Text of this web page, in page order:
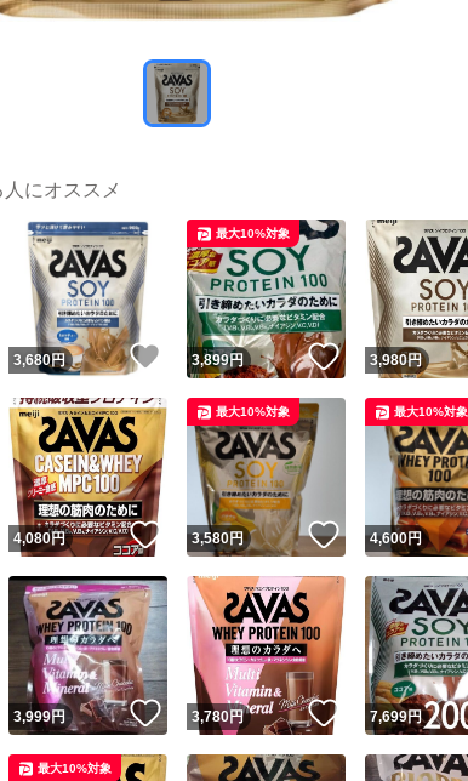
にオススメ
いね！
3,680円 いいね！
3,899円 いいね！
最大10%対象
3,980円
いね！
4,080円 いいね！
3,580円 いいね！
最大10%対象
4,600円
最大10%対象
いね！
3,999円 いいね！
3,780円 いいね！
7,699円
最大10%対象